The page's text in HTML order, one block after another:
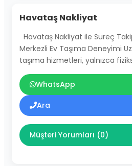
Havataş Nakliyat
Havataş Nakliyat ile Süreç
Merkezli Ev Taşıma Deneyimi
taşıma hizmetleri, yalnızca
WhatsApp
Ara
Müşteri Yorumları (0)